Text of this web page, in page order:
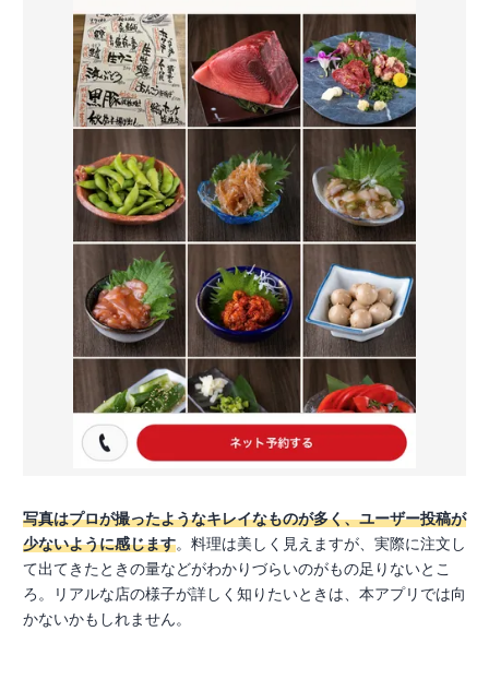
写真はプロが撮ったようなキレイなものが多く、ユーザー投稿が
少ないように感じます。料理は美しく見えますが、実際に注文し
て出てきたときの量などがわかりづらいのがもの足りないとこ
ろ。リアルな店の様子が詳しく知りたいときは、本アプリでは向
かないかもしれません。